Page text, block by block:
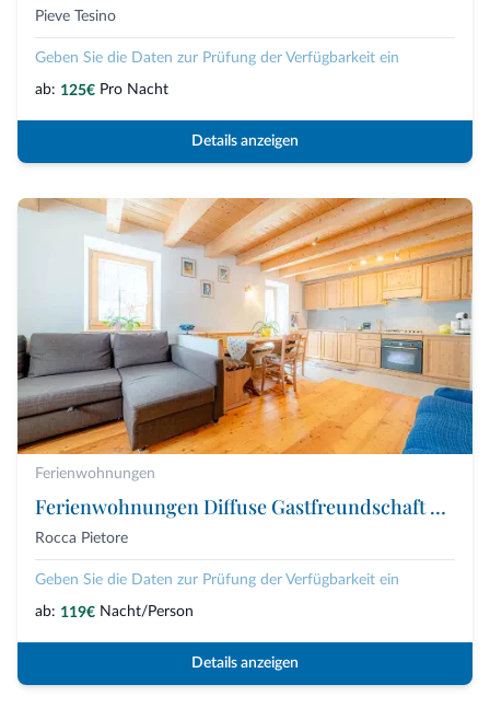
Pieve Tesino
Geben Sie die Daten zur Prüfung der Verfügbarkeit ein
ab: 125€ Pro Nacht
Details anzeigen
Ferienwohnungen
Ferienwohnungen Diffuse Gastfreundschaft von Laste
Rocca Pietore
Geben Sie die Daten zur Prüfung der Verfügbarkeit ein
ab: 119€ Nacht/Person
Details anzeigen